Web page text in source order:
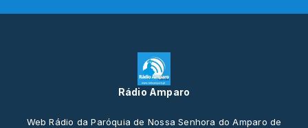
Rádio Amparo
Web Rádio da Paróquia de Nossa Senhora do Amparo de